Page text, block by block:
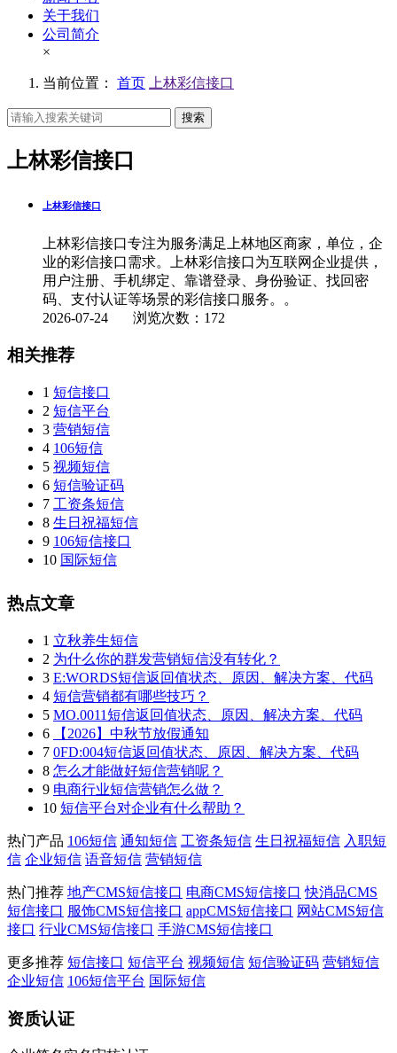
关于我们
公司简介
×
当前位置： 首页 上林彩信接口
搜索
上林彩信接口
上林彩信接口
上林彩信接口专注为服务满足上林地区商家，单位，企
业的彩信接口需求。上林彩信接口为互联网企业提供，
用户注册、手机绑定、靠谱登录、身份验证、找回密
码、支付认证等场景的彩信接口服务。。
2026-07-24 浏览次数：172
相关推荐
1 短信接口
2 短信平台
3 营销短信
4 106短信
5 视频短信
6 短信验证码
7 工资条短信
8 生日祝福短信
9 106短信接口
10 国际短信
热点文章
1 立秋养生短信
2 为什么你的群发营销短信没有转化？
3 E:WORDS短信返回值状态、原因、解决方案、代码
4 短信营销都有哪些技巧？
5 MO.0011短信返回值状态、原因、解决方案、代码
6
【2026】中秋节放假通知
7 0FD:004短信返回值状态、原因、解决方案、代码
8 怎么才能做好短信营销呢？
9 电商行业短信营销怎么做？
10 短信平台对企业有什么帮助？
热门产品 106短信 通知短信 工资条短信 生日祝福短信 入职短
信 企业短信 语音短信 营销短信
热门推荐 地产CMS短信接口 电商CMS短信接口 快消品CMS
短信接口 服饰CMS短信接口 appCMS短信接口 网站CMS短信
接口 行业CMS短信接口 手游CMS短信接口
更多推荐 短信接口 短信平台 视频短信 短信验证码 营销短信
企业短信 106短信平台 国际短信
资质认证